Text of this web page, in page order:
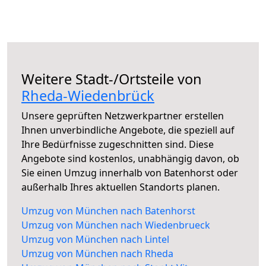
Weitere Stadt-/Ortsteile von
Rheda-Wiedenbrück
Unsere geprüften Netzwerkpartner erstellen
Ihnen unverbindliche Angebote, die speziell auf
Ihre Bedürfnisse zugeschnitten sind. Diese
Angebote sind kostenlos, unabhängig davon, ob
Sie einen Umzug innerhalb von Batenhorst oder
außerhalb Ihres aktuellen Standorts planen.
Umzug von München nach Batenhorst
Umzug von München nach Wiedenbrueck
Umzug von München nach Lintel
Umzug von München nach Rheda